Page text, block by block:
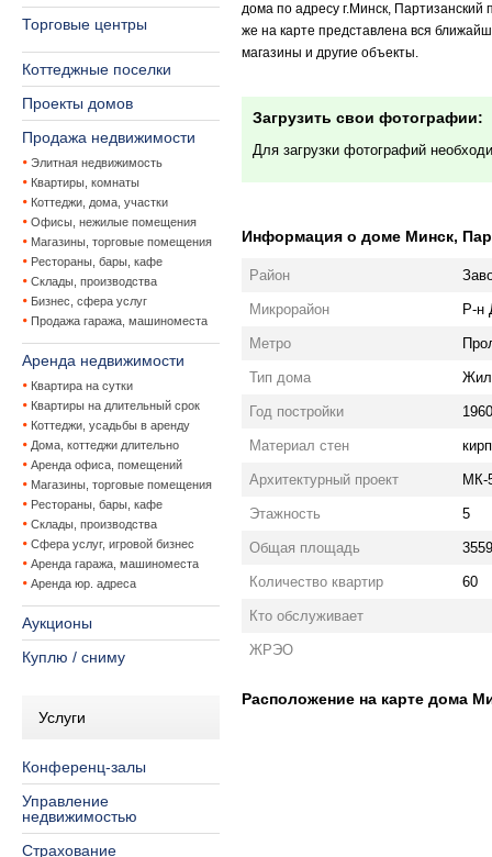
Торговые центры
Коттеджные поселки
Проекты домов
Продажа недвижимости
Элитная недвижимость
Квартиры, комнаты
Коттеджи, дома, участки
Офисы, нежилые помещения
Магазины, торговые помещения
Рестораны, бары, кафе
Склады, производства
Бизнес, сфера услуг
Продажа гаража, машиноместа
Аренда недвижимости
Квартира на сутки
Квартиры на длительный срок
Коттеджи, усадьбы в аренду
Дома, коттеджи длительно
Аренда офиса, помещений
Магазины, торговые помещения
Рестораны, бары, кафе
Склады, производства
Сфера услуг, игровой бизнес
Аренда гаража, машиноместа
Аренда юр. адреса
Аукционы
Куплю / сниму
Услуги
Конференц-залы
Управление
недвижимостью
Страхование
дома по адресу г.Минск, Партизанский
же на карте представлена вся
магазины и другие объекты.
Загрузить свои фотографии:
Для загрузки фотографий
Информация о доме Минск,
Район
Микрорайон Р-н
Метро
Тип дома
Год постройки 1960
Материал стен
Архитектурный проект МК-
Этажность 5
Общая площадь
Количество квартир 60
Кто обслуживает
ЖРЭО
Расположение на карте дома